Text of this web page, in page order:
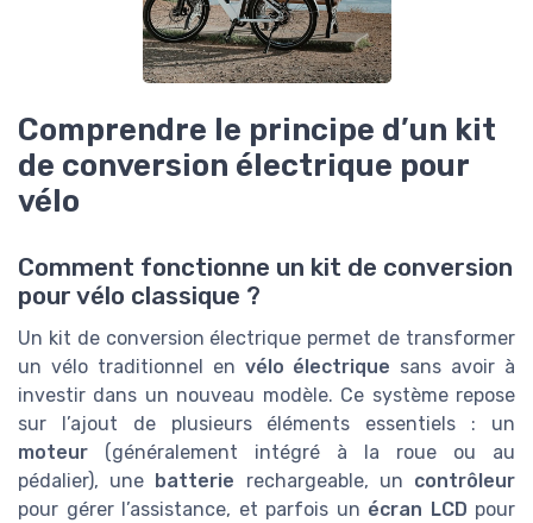
Comprendre le principe d’un kit
de conversion électrique pour
vélo
Comment fonctionne un kit de conversion
pour vélo classique ?
Un kit de conversion électrique permet de transformer
un vélo traditionnel en vélo électrique sans avoir à
investir dans un nouveau modèle. Ce système repose
sur l’ajout de plusieurs éléments essentiels : un
moteur (généralement intégré à la roue ou au
pédalier), une
batterie rechargeable, un contrôleur
pour gérer l’assistance, et parfois un écran LCD pour